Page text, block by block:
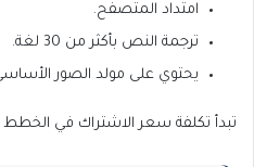
امتداد المتصفح.
ترجمة النص بأكثر من 30 لغة.
يحتوي على مولد الصور
تبدأ تكلفة سعر الاشتراك في الخطط بسعر 39